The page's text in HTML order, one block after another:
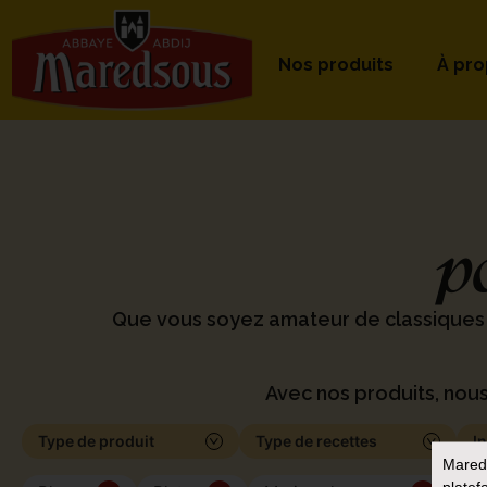
Nos produits À
Que vous soyez amateur de
Avec nos produits,
Type de produit Type de recettes